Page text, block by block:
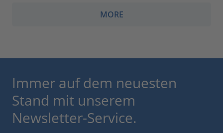
MORE
Immer auf dem neuesten
Stand mit unserem
Newsletter-Service.